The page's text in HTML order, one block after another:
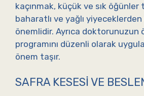
kaçınmak, küçük ve sık
baharatlı ve yağlı
önemlidir. Ayrıca doktorunuzun
programını düzenli olarak
önem taşır.
SAFRA KESESI VE